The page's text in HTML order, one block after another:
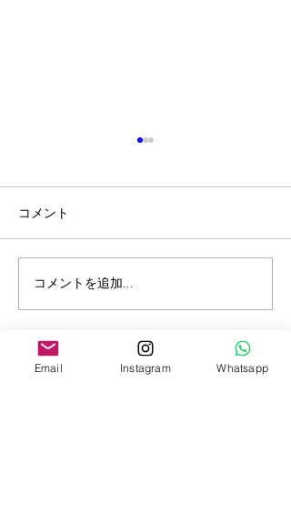
「F.T.S.ニュース」３月１
日より、日本入国の水際
ど大きく緩和します！
コメント
コメントを追加…
Email Instagram Whatsapp